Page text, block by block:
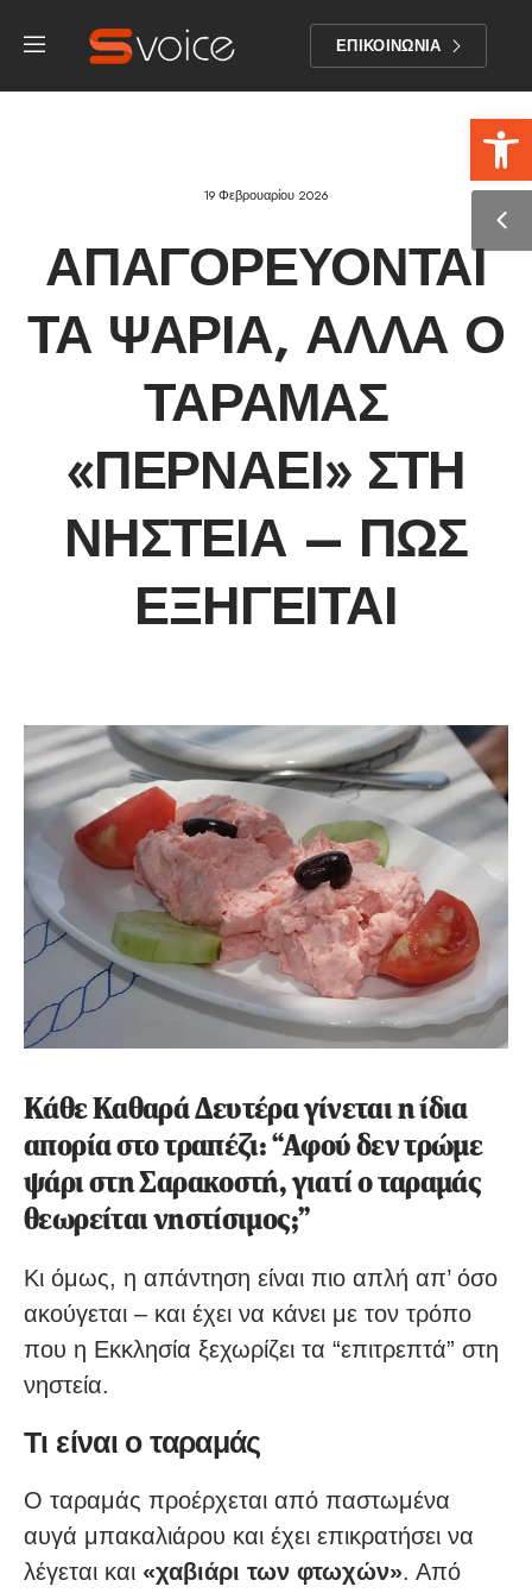
ΕΠΙΚΟΙΝΩΝΙΑ
19 Φεβρουαρίου 2026
ΑΠΑΓΟΡΕΎΟΝΤΑΙ
ΤΑ ΨΆΡΙΑ, ΑΛΛΆ Ο
ΤΑΡΑΜΆΣ
«ΠΕΡΝΆΕΙ» ΣΤΗ
ΝΗΣΤΕΊΑ – ΠΏΣ
ΕΞΗΓΕΊΤΑΙ
Κάθε Καθαρά Δευτέρα γίνεται η ίδια
απορία στο τραπέζι: “Αφού δεν τρώμε
ψάρι στη Σαρακοστή, γιατί ο ταραμάς
θεωρείται νηστίσιμος;”
Κι όμως, η απάντηση είναι πιο απλή απ’ όσο
ακούγεται – και έχει να κάνει με τον τρόπο
που η Εκκλησία ξεχωρίζει τα “επιτρεπτά” στη
νηστεία.
Τι είναι ο ταραμάς
Ο ταραμάς προέρχεται από παστωμένα
αυγά μπακαλιάρου και έχει επικρατήσει να
λέγεται και «χαβιάρι των φτωχών». Από